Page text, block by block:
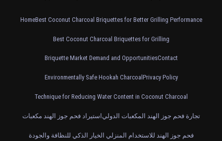
HomeBest Coconut Charcoal Briquettes for Better Grilling Performance
Best Coconut Charcoal Briquettes for Grilling
Briquette Market Demand and OpportunitiesContact
Environmentally Safe Hookah Charcoal Privacy Policy
Technique for Reducing Water Content in Coconut Charcoal
استيراد فحم جوز الهند مكعبات تجارة فحم جوز الهند المكعبات الدولي
فحم جوز الهند للاستخدام المنزلي الخيار الذكي للنظافة والجودة